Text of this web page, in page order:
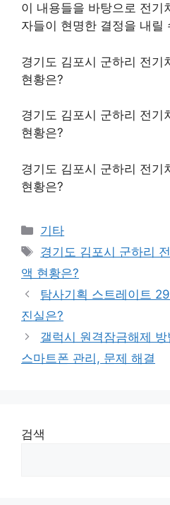
이 내용들을 바탕으로 전기
자들이 현명한 결정을 내릴
경기도 김포시 군하리 전기
현황은?
경기도 김포시 군하리 전기
현황은?
경기도 김포시 군하리 전기
현황은?
Categories
기타
Tags
경기도 김포시 군하리
액 현황은?
탐사기획 스트레이트
진실은?
갤럭시 원격잠금해제
스마트폰 관리, 문제 해결
검색